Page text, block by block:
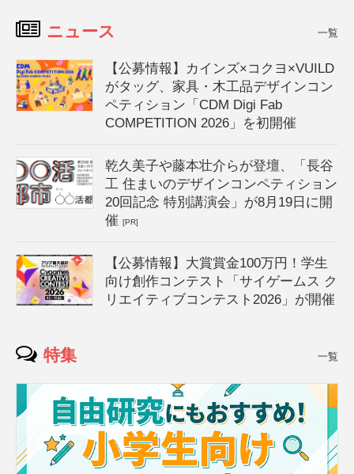
ニュース 一覧
【公募情報】カインズ×コクヨ×VUILD
がタッグ、家具・木工品デザインコン
ペティション「CDM Digi Fab
COMPETITION 2026」を初開催
乾久美子や藤本壮介らが登壇、「長谷
工 住まいのデザインコンペティション
20回記念 特別講演会」が8月19日に開
催[PR]
【公募情報】大賞賞金100万円！学生
向け創作コンテスト「サイゲームス ク
リエイティブコンテスト2026」が開催
特集 一覧